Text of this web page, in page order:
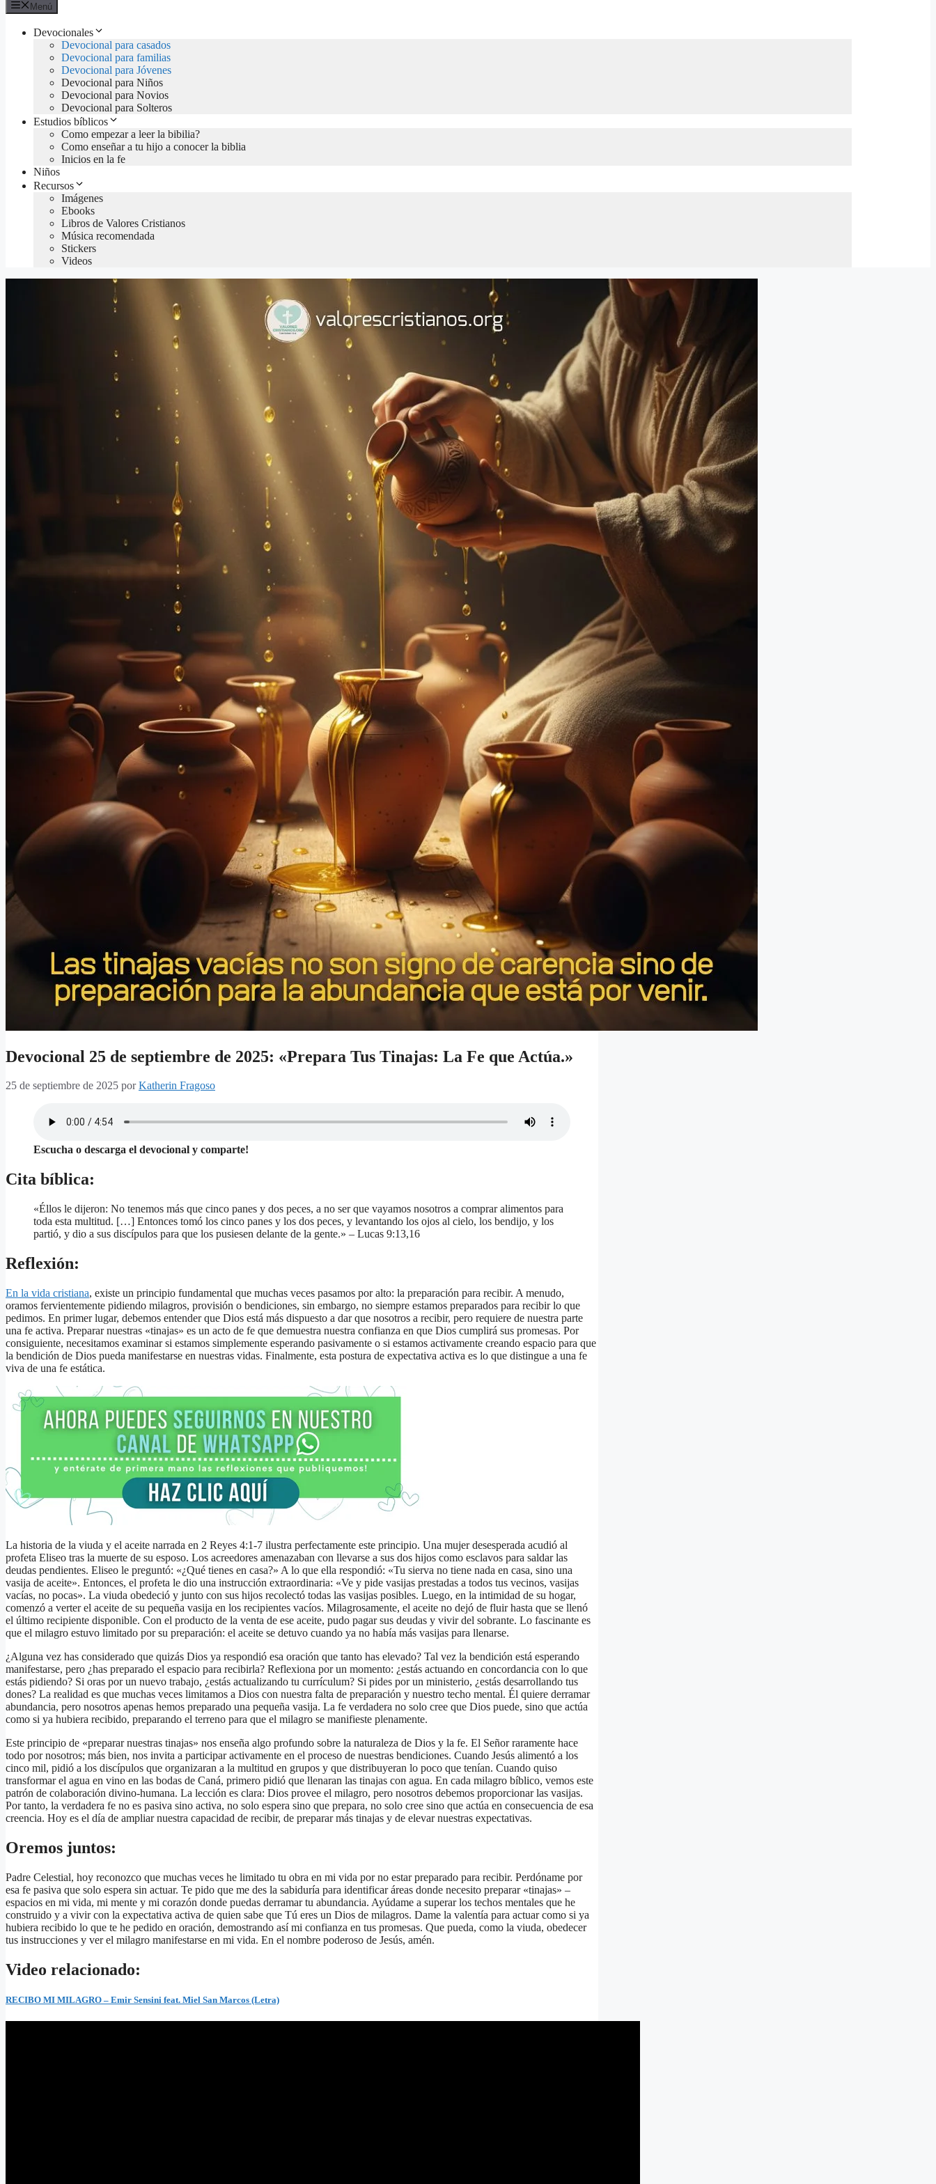
Menú
Devocionales
Devocional para casados
Devocional para familias
Devocional para Jóvenes
Devocional para Niños
Devocional para Novios
Devocional para Solteros
Estudios bíblicos
Como empezar a leer la bibilia?
Como enseñar a tu hijo a conocer la biblia
Inicios en la fe
Niños
Recursos
Imágenes
Ebooks
Libros de Valores Cristianos
Música recomendada
Stickers
Videos
Devocional 25 de septiembre de 2025: «Prepara Tus Tinajas: La Fe que Actúa.»
25 de septiembre de 2025 porKatherin Fragoso
Escucha o descarga el devocional y comparte!
Cita bíblica:
«Éllos le dijeron: No tenemos más que cinco panes y dos peces, a no ser que vayamos nosotros a comprar alimentos para
toda esta multitud. […] Entonces tomó los cinco panes y los dos peces, y levantando los ojos al cielo, los bendijo, y los
partió, y dio a sus discípulos para que los pusiesen delante de la gente.» – Lucas 9:13,16
Reflexión:
En la vida cristiana, existe un principio fundamental que muchas veces pasamos por alto: la preparación para recibir. A menudo,
oramos fervientemente pidiendo milagros, provisión o bendiciones, sin embargo, no siempre estamos preparados para recibir lo que
pedimos. En primer lugar, debemos entender que Dios está más dispuesto a dar que nosotros a recibir, pero requiere de nuestra parte
una fe activa. Preparar nuestras «tinajas» es un acto de fe que demuestra nuestra confianza en que Dios cumplirá sus promesas. Por
consiguiente, necesitamos examinar si estamos simplemente esperando pasivamente o si estamos activamente creando espacio para que
la bendición de Dios pueda manifestarse en nuestras vidas. Finalmente, esta postura de expectativa activa es lo que distingue a una fe
viva de una fe estática.
La historia de la viuda y el aceite narrada en 2 Reyes 4:1-7 ilustra perfectamente este principio. Una mujer desesperada acudió al
profeta Eliseo tras la muerte de su esposo. Los acreedores amenazaban con llevarse a sus dos hijos como esclavos para saldar las
deudas pendientes. Eliseo le preguntó: «¿Qué tienes en casa?» A lo que ella respondió: «Tu sierva no tiene nada en casa, sino una
vasija de aceite». Entonces, el profeta le dio una instrucción extraordinaria: «Ve y pide vasijas prestadas a todos tus vecinos, vasijas
vacías, no pocas». La viuda obedeció y junto con sus hijos recolectó todas las vasijas posibles. Luego, en la intimidad de su hogar,
comenzó a verter el aceite de su pequeña vasija en los recipientes vacíos. Milagrosamente, el aceite no dejó de fluir hasta que se llenó
el último recipiente disponible. Con el producto de la venta de ese aceite, pudo pagar sus deudas y vivir del sobrante. Lo fascinante es
que el milagro estuvo limitado por su preparación: el aceite se detuvo cuando ya no había más vasijas para llenarse.
¿Alguna vez has considerado que quizás Dios ya respondió esa oración que tanto has elevado? Tal vez la bendición está esperando
manifestarse, pero ¿has preparado el espacio para recibirla? Reflexiona por un momento: ¿estás actuando en concordancia con lo que
estás pidiendo? Si oras por un nuevo trabajo, ¿estás actualizando tu currículum? Si pides por un ministerio, ¿estás desarrollando tus
dones? La realidad es que muchas veces limitamos a Dios con nuestra falta de preparación y nuestro techo mental. Él quiere derramar
abundancia, pero nosotros apenas hemos preparado una pequeña vasija. La fe verdadera no solo cree que Dios puede, sino que actúa
como si ya hubiera recibido, preparando el terreno para que el milagro se manifieste plenamente.
Este principio de «preparar nuestras tinajas» nos enseña algo profundo sobre la naturaleza de Dios y la fe. El Señor raramente hace
todo por nosotros; más bien, nos invita a participar activamente en el proceso de nuestras bendiciones. Cuando Jesús alimentó a los
cinco mil, pidió a los discípulos que organizaran a la multitud en grupos y que distribuyeran lo poco que tenían. Cuando quiso
transformar el agua en vino en las bodas de Caná, primero pidió que llenaran las tinajas con agua. En cada milagro bíblico, vemos este
patrón de colaboración divino-humana. La lección es clara: Dios provee el milagro, pero nosotros debemos proporcionar las vasijas.
Por tanto, la verdadera fe no es pasiva sino activa, no solo espera sino que prepara, no solo cree sino que actúa en consecuencia de esa
creencia. Hoy es el día de ampliar nuestra capacidad de recibir, de preparar más tinajas y de elevar nuestras expectativas.
Oremos juntos:
Padre Celestial, hoy reconozco que muchas veces he limitado tu obra en mi vida por no estar preparado para recibir. Perdóname por
esa fe pasiva que solo espera sin actuar. Te pido que me des la sabiduría para identificar áreas donde necesito preparar «tinajas» –
espacios en mi vida, mi mente y mi corazón donde puedas derramar tu abundancia. Ayúdame a superar los techos mentales que he
construido y a vivir con la expectativa activa de quien sabe que Tú eres un Dios de milagros. Dame la valentía para actuar como si ya
hubiera recibido lo que te he pedido en oración, demostrando así mi confianza en tus promesas. Que pueda, como la viuda, obedecer
tus instrucciones y ver el milagro manifestarse en mi vida. En el nombre poderoso de Jesús, amén.
Video relacionado:
RECIBO MI MILAGRO – Emir Sensini feat. Miel San Marcos (Letra)